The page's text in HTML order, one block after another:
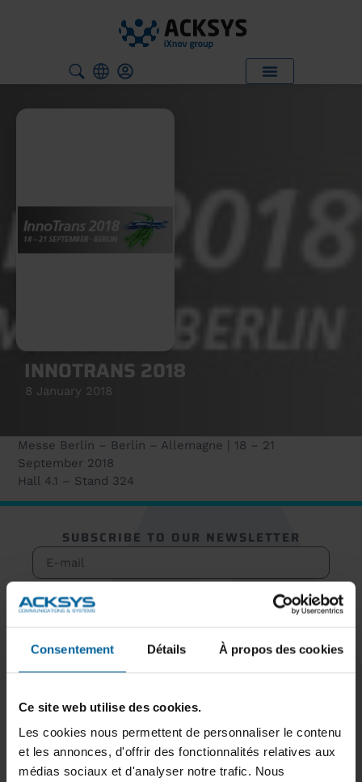
Consentement Détails À propos des cookies
Ce site web utilise des cookies.
Les cookies nous permettent de personnaliser le contenu
et les annonces, d'offrir des fonctionnalités relatives aux
médias sociaux et d'analyser notre trafic. Nous
INNOTRANS 2018
8 January 2018
Messe Berlin – Berlin – Allemagne | 18 – 21
September 2018
Hall 4.1 – Stand 324
SUBSCRIBE TO OUR NEWSLETTER
Subscribe
KEEP IN TOUCH